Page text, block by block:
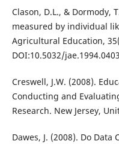
Clason, D.L., & Dormody,
measured by individual
Agricultural Education,
DOI:10.5032/
Creswell, J.W. (2008).
Conducting and
Research. New Jersey,
Dawes, J. (2008). Do